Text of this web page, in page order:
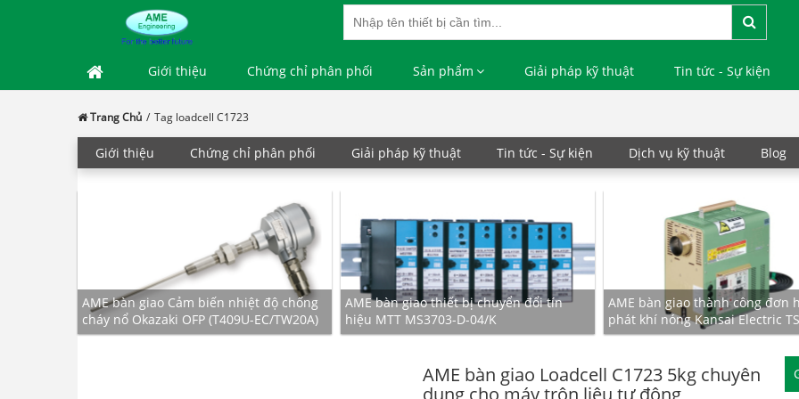
Giới thiệu Chứng chỉ phân phối Sản phẩm Giải pháp kỹ thuật Tin tức - Sự kiện
Trang Chủ Tag loadcell C1723
Giới thiệu Chứng chỉ phân phối Giải pháp kỹ thuật Tin tức - Sự kiện Dịch vụ kỹ thuật Blog
AME bàn giao Cảm biến nhiệt độ chống
cháy nổ Okazaki OFP (T409U-EC/TW20A)
AME bàn giao thiết bị chuyển đổi tín
hiệu MTT MS3703-D-04/K
AME bàn giao thành công đơn
phát khí nóng Kansai Electric
AME bàn giao Loadcell C1723 5kg chuyên
dụng cho máy trộn liệu tự động